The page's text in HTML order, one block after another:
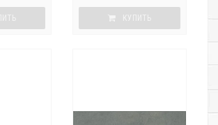
КУПИТЬ